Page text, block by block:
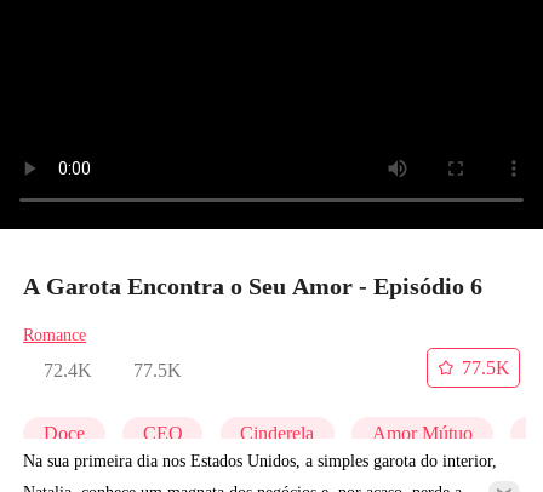
A Garota Encontra o Seu Amor - Episódio 6
Romance
72.4K 77.5K
77.5K
Doce CEO Cinderela Amor Mútuo
Na sua primeira dia nos Estados Unidos, a simples garota do interior,